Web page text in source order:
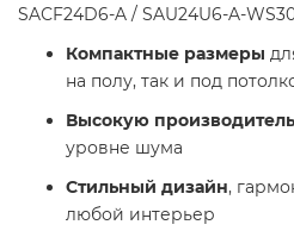
SAСF24D6-A / SAU24U6-A-
Компактные размеры
на полу, так и под
Высокую
уровне шума
Стильный дизайн,
любой интерьер